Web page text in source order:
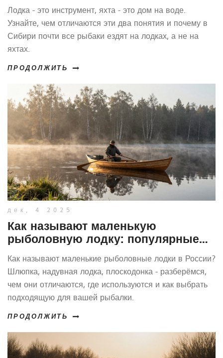
Лодка - это инструмент, яхта - это дом на воде.
Узнайте, чем отличаются эти два понятия и почему в
Сибири почти все рыбаки ездят на лодках, а не на
яхтах.
ПРОДОЛЖИТЬ
дек, 4 2025
Как называют маленькую
рыболовную лодку: популярные
названия и их происхождение
Как называют маленькие рыболовные лодки в России?
Шлюпка, надувная лодка, плоскодонка - разберёмся,
чем они отличаются, где используются и как выбрать
подходящую для вашей рыбалки.
ПРОДОЛЖИТЬ